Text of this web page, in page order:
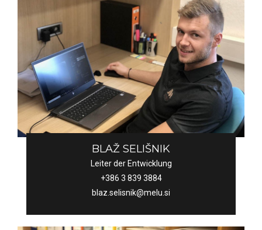
BLAŽ SELIŠNIK
Leiter der Entwicklung
+386 3 839 3884
blaz.selisnik@melu.si